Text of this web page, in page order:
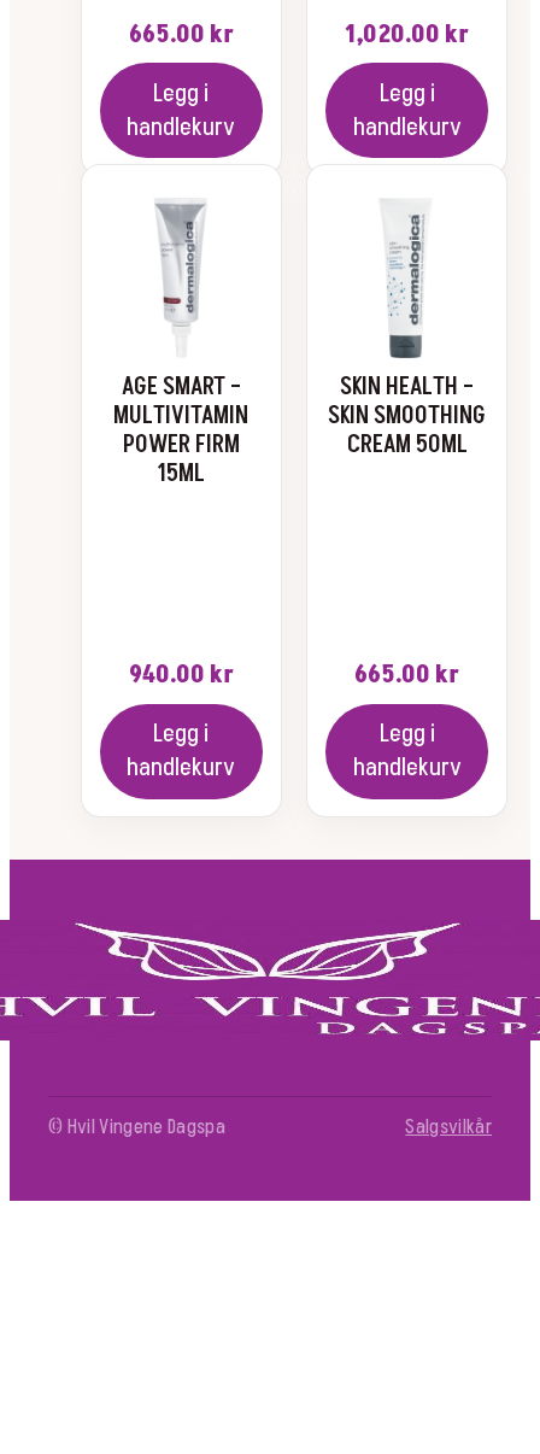
665.00 kr
Legg i
handlekurv
1,020.00 kr
Legg i
handlekurv
AGE SMART –
MULTIVITAMIN
POWER FIRM
15ML
940.00 kr
Legg i
handlekurv
SKIN HEALTH –
SKIN SMOOTHING
CREAM 50ML
665.00 kr
Legg i
handlekurv
© Hvil Vingene Dagspa Salgsvilkår